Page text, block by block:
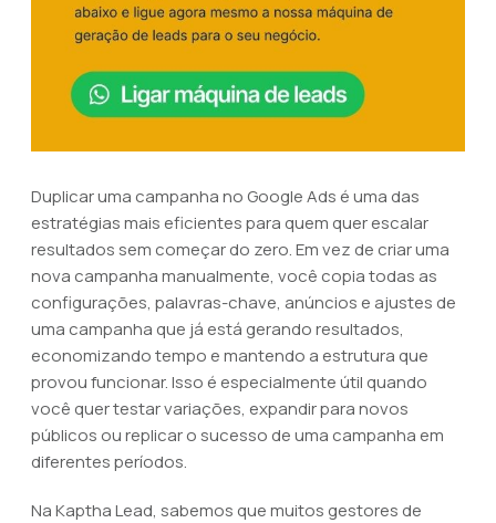
Duplicar uma campanha no Google Ads é uma das
estratégias mais eficientes para quem quer escalar
resultados sem começar do zero. Em vez de criar uma
nova campanha manualmente, você copia todas as
configurações, palavras-chave, anúncios e ajustes de
uma campanha que já está gerando resultados,
economizando tempo e mantendo a estrutura que
provou funcionar. Isso é especialmente útil quando
você quer testar variações, expandir para novos
públicos ou replicar o sucesso de uma campanha em
diferentes períodos.
Na Kaptha Lead, sabemos que muitos gestores de